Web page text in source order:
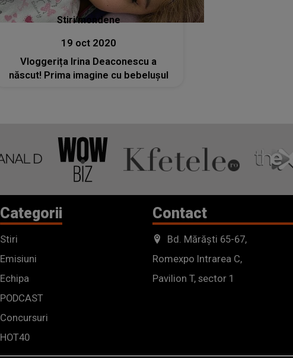
Stiri mondene
19 oct 2020
Vloggerița Irina Deaconescu a
născut! Prima imagine cu bebelușul
Categorii
Stiri
Emisiuni
Echipa
PODCAST
Concursuri
HOT40
Contact
Bd. Mărăști 65-67,
Romexpo Intrarea C,
Pavilion T, sector 1